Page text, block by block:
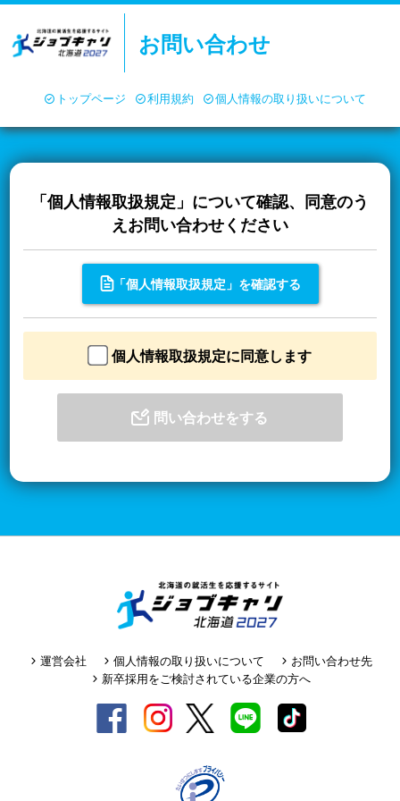
お問い合わせ
トップページ 利用規約 個人情報の取り扱いについて
「個人情報取扱規定」について確認、同意のう
えお問い合わせください
「個人情報取扱規定」を確認する
個人情報取扱規定に同意します
問い合わせをする
運営会社 個人情報の取り扱いについて
お問い合わせ先
新卒採用をご検討されている企業の方へ